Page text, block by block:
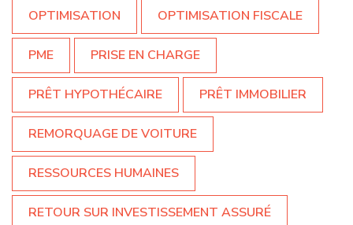
OPTIMISATION OPTIMISATION FISCALE
PME PRISE EN CHARGE
PRÊT HYPOTHÉCAIRE PRÊT IMMOBILIER
REMORQUAGE DE VOITURE
RESSOURCES HUMAINES
RETOUR SUR INVESTISSEMENT ASSURÉ